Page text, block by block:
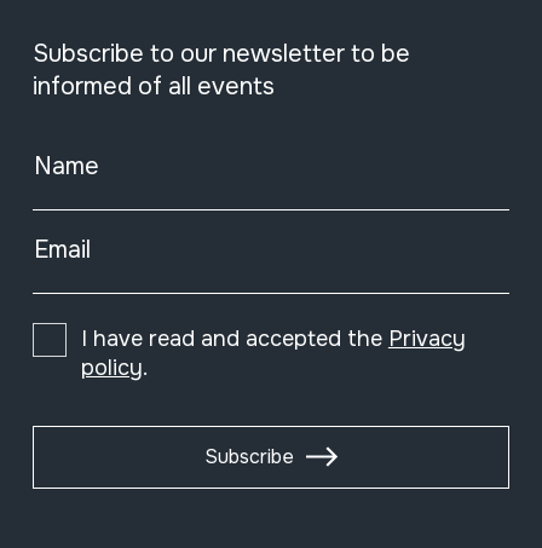
Subscribe to our newsletter to be
informed of all events
Name
Email
I have read and accepted the Privacy
policy.
Subscribe